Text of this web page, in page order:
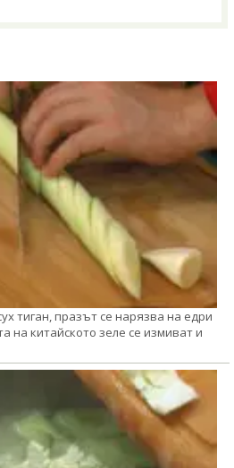
тиган, празът се нарязва на едри
на китайското зеле се измиват и